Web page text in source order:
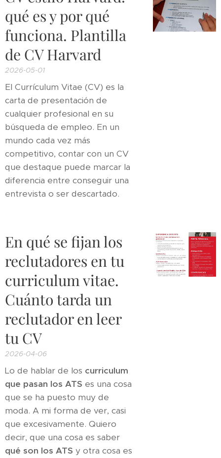
qué es y por qué
funciona. Plantilla
de CV Harvard
2026-05-01
El Currículum Vitae (CV) es la
carta de presentación de
cualquier profesional en su
búsqueda de empleo. En un
mundo cada vez más
competitivo, contar con un CV
que destaque puede marcar la
diferencia entre conseguir una
entrevista o ser descartado.
En qué se fijan los
reclutadores en tu
curriculum vitae.
Cuánto tarda un
reclutador en leer
tu CV
2026-04-06
Lo de hablar de los curriculum
que pasan los ATS es una cosa
que se ha puesto muy de
moda. A mi forma de ver, casi
que excesivamente. Quiero
decir, que una cosa es saber
qué son los ATS y otra cosa es